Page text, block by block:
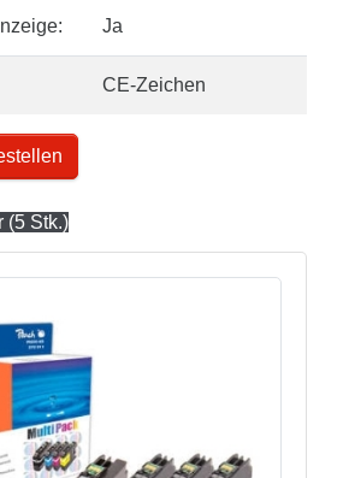
Ja
CE-Zeichen
(5 Stk.)